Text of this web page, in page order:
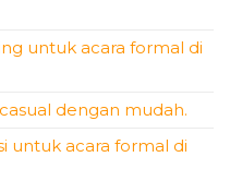
untuk acara formal di
dengan mudah.
untuk acara formal di